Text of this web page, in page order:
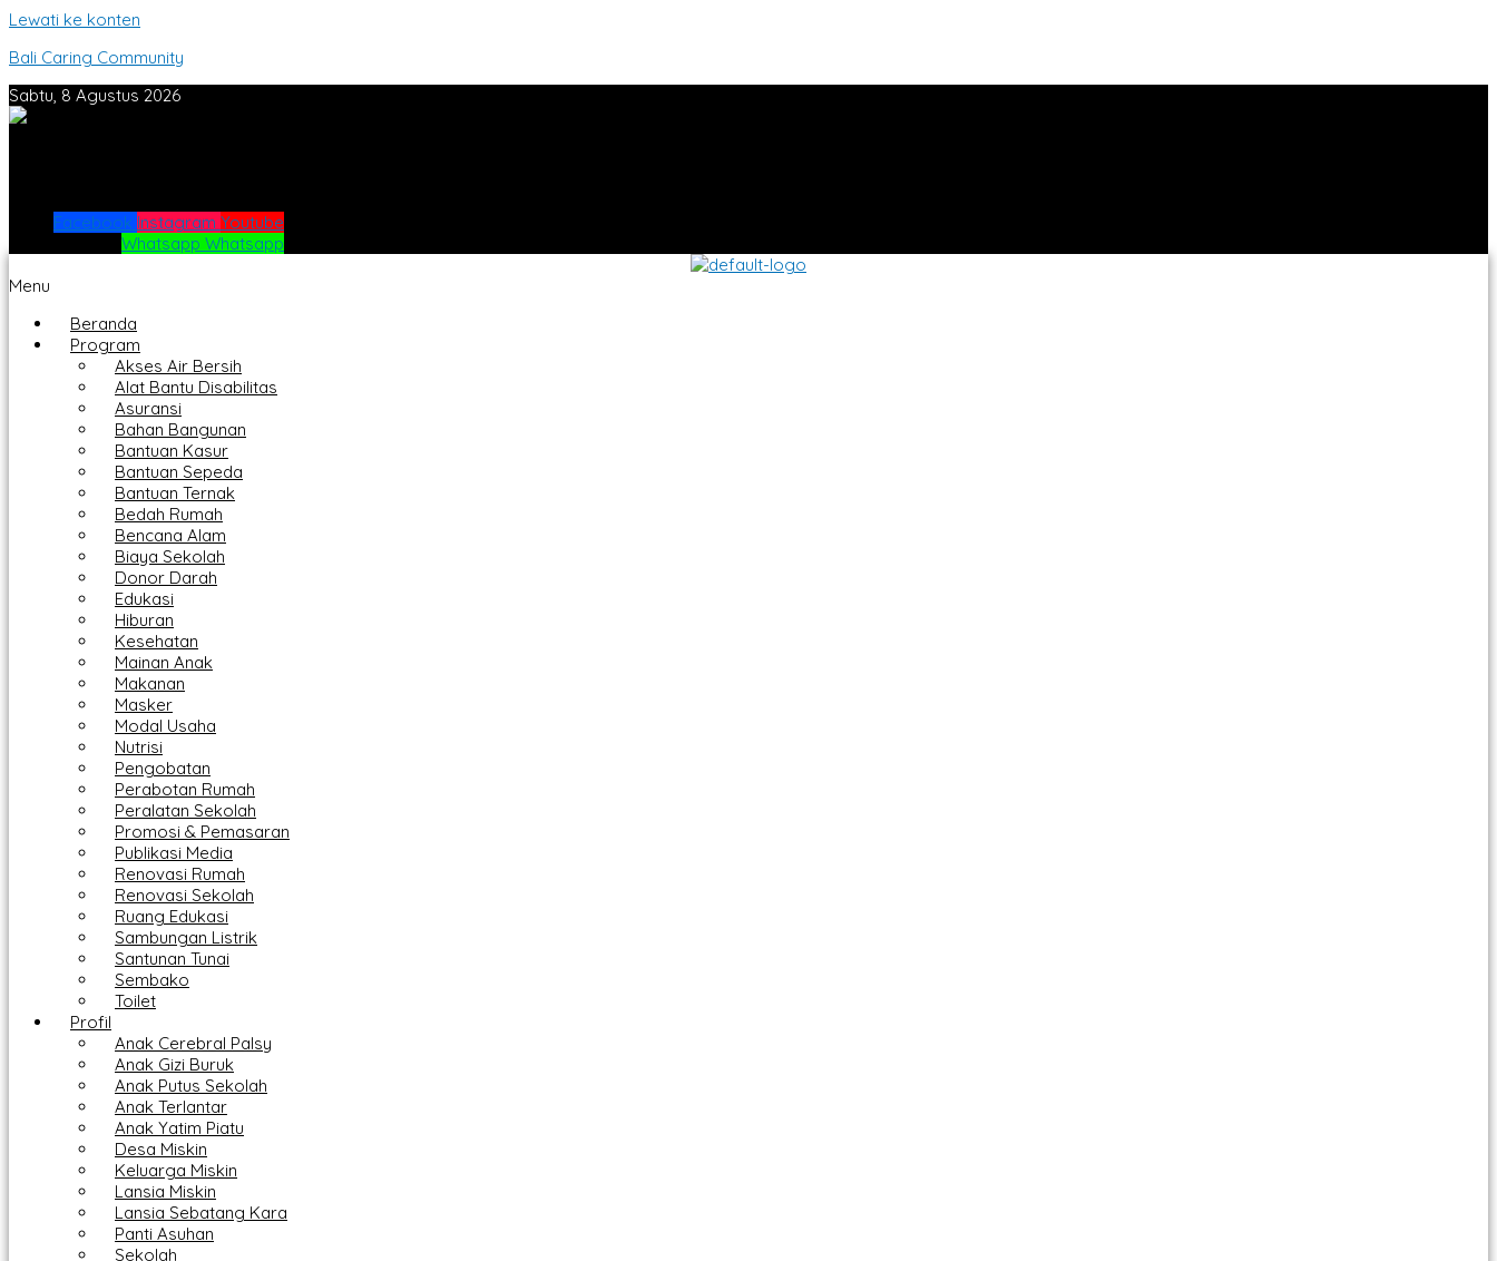
Lewati ke konten
Bali Caring Community
Sabtu, 8 Agustus 2026
Facebook Instagram Youtube
Whatsapp Whatsapp
Menu
Beranda
Program
Akses Air Bersih
Alat Bantu Disabilitas
Asuransi
Bahan Bangunan
Bantuan Kasur
Bantuan Sepeda
Bantuan Ternak
Bedah Rumah
Bencana Alam
Biaya Sekolah
Donor Darah
Edukasi
Hiburan
Kesehatan
Mainan Anak
Makanan
Masker
Modal Usaha
Nutrisi
Pengobatan
Perabotan Rumah
Peralatan Sekolah
Promosi & Pemasaran
Publikasi Media
Renovasi Rumah
Renovasi Sekolah
Ruang Edukasi
Sambungan Listrik
Santunan Tunai
Sembako
Toilet
Profil
Anak Cerebral Palsy
Anak Gizi Buruk
Anak Putus Sekolah
Anak Terlantar
Anak Yatim Piatu
Desa Miskin
Keluarga Miskin
Lansia Miskin
Lansia Sebatang Kara
Panti Asuhan
Sekolah